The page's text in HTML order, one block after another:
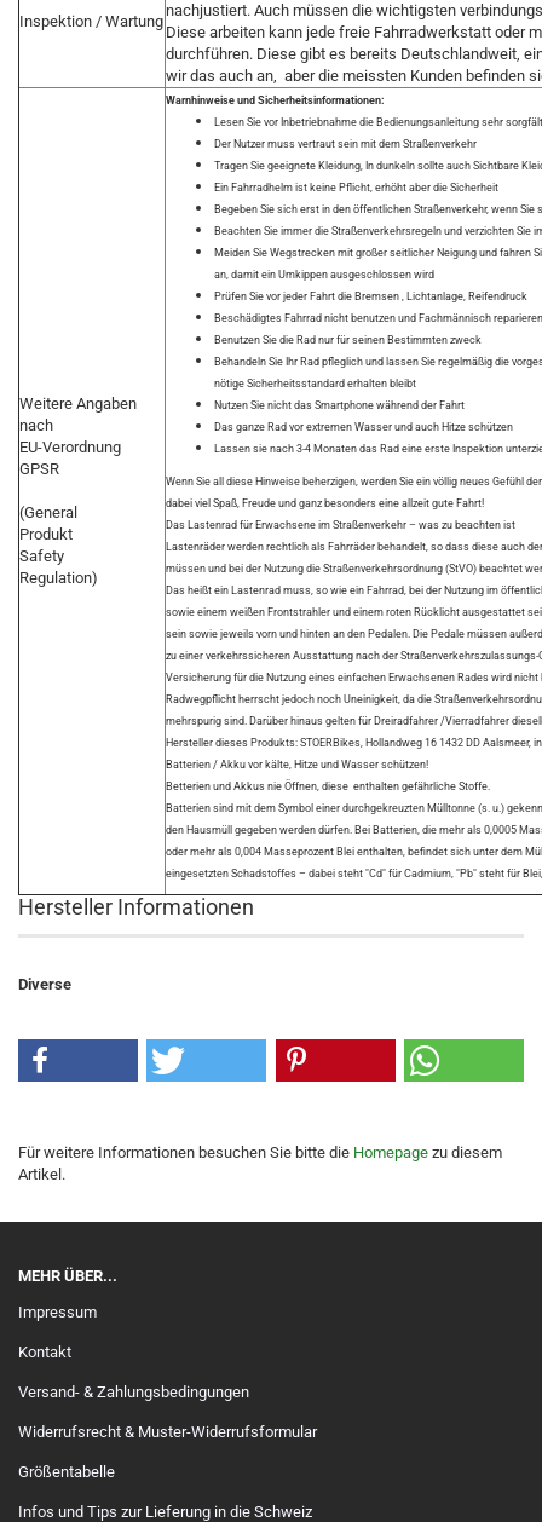
Inspektion / Wartung
nachjustiert. Auch müssen die wichtigsten
Diese arbeiten kann jede freie Fahrradwerkstatt oder
durchführen. Diese gibt es bereits Deutschlandweit,
wir das auch an, aber die meissten Kunden befinden
Weitere Angaben
nach
EU-Verordnung
GPSR
(General
Produkt
Safety
Regulation)
Warnhinweise und Sicherheitsinformationen:
Lesen Sie vor Inbetriebnahme die Bedienungsanleitung sehr
Der Nutzer muss vertraut sein mit dem Straßenverkehr
Tragen Sie geeignete Kleidung, In dunkeln sollte auch Sichtbare
Ein Fahrradhelm ist keine Pflicht, erhöht aber die Sicherheit
Begeben Sie sich erst in den öffentlichen Straßenverkehr, wenn
Beachten Sie immer die Straßenverkehrsregeln und verzichten Sie
Meiden Sie Wegstrecken mit großer seitlicher Neigung und fahren
an, damit ein Umkippen ausgeschlossen wird
Prüfen Sie vor jeder Fahrt die Bremsen , Lichtanlage, Reifendruck
Beschädigtes Fahrrad nicht benutzen und Fachmännisch
Benutzen Sie die Rad nur für seinen Bestimmten zweck
Behandeln Sie Ihr Rad pfleglich und lassen Sie regelmäßig die
nötige Sicherheitsstandard erhalten bleibt
Nutzen Sie nicht das Smartphone während der Fahrt
Das ganze Rad vor extremen Wasser und auch Hitze schützen
Lassen sie nach 3-4 Monaten das Rad eine erste Inspektion
Wenn Sie all diese Hinweise beherzigen, werden Sie ein völlig neues Gefühl
dabei viel Spaß, Freude und ganz besonders eine allzeit gute Fahrt!
Das Lastenrad für Erwachsene im Straßenverkehr – was zu beachten ist
Lastenräder werden rechtlich als Fahrräder behandelt, so dass diese auch
müssen und bei der Nutzung die Straßenverkehrsordnung (StVO) beachtet
Das heißt ein Lastenrad muss, so wie ein Fahrrad, bei der Nutzung im
sowie einem weißen Frontstrahler und einem roten Rücklicht ausgestattet
sein sowie jeweils vorn und hinten an den Pedalen. Die Pedale müssen
zu einer verkehrssicheren Ausstattung nach der
Versicherung für die Nutzung eines einfachen Erwachsenen Rades wird
Radwegpflicht herrscht jedoch noch Uneinigkeit, da die
mehrspurig sind. Darüber hinaus gelten für Dreiradfahrer /Vierradfahrer
Hersteller dieses Produkts: STOERBikes, Hollandweg 16 1432 DD
Batterien / Akku vor kälte, Hitze und Wasser schützen!
Betterien und Akkus nie Öffnen, diese enthalten gefährliche Stoffe.
Batterien sind mit dem Symbol einer durchgekreuzten Mülltonne (s. u.)
den Hausmüll gegeben werden dürfen. Bei Batterien, die mehr als 0,0005
oder mehr als 0,004 Masseprozent Blei enthalten, befindet sich unter dem
eingesetzten Schadstoffes – dabei steht "Cd" für Cadmium, "Pb" steht für
Hersteller Informationen
Diverse
Für weitere Informationen besuchen Sie bitte die Homepage zu diesem
Artikel.
MEHR ÜBER...
Impressum
Kontakt
Versand- & Zahlungsbedingungen
Widerrufsrecht & Muster-Widerrufsformular
Größentabelle
Infos und Tips zur Lieferung in die Schweiz